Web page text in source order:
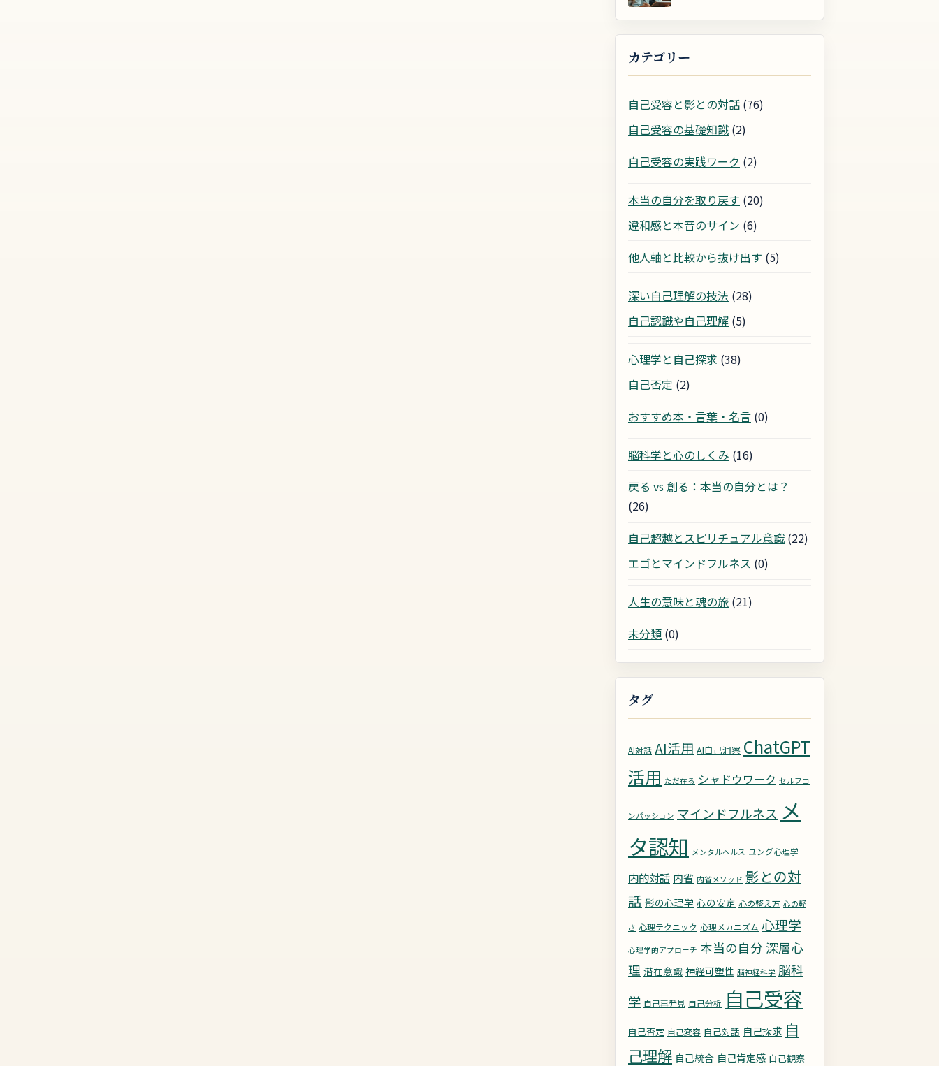
カテゴリー
自己受容と影との対話 (76)
自己受容の基礎知識 (2)
自己受容の実践ワーク (2)
本当の自分を取り戻す (20)
違和感と本音のサイン (6)
他人軸と比較から抜け出す (5)
深い自己理解の技法 (28)
自己認識や自己理解 (5)
心理学と自己探求 (38)
自己否定 (2)
おすすめ本・言葉・名言 (0)
脳科学と心のしくみ (16)
戻る vs 創る：本当の自分とは？
(26)
自己超越とスピリチュアル意識 (22)
エゴとマインドフルネス (0)
人生の意味と魂の旅 (21)
未分類 (0)
タグ
AI対話 AI活用 AI自己洞察 ChatGPT
活用 ただ在る シャドウワーク セルフコ
ンパッション マインドフルネス メ
タ認知 メンタルヘルス ユング心理学
内的対話 内省 内省メソッド 影との対
話 影の心理学 心の安定 心の整え方 心の軽
さ 心理テクニック 心理メカニズム 心理学
心理学的アプローチ 本当の自分 深層心
理 潜在意識 神経可塑性 脳神経科学 脳科
学 自己再発見 自己分析 自己受容
自己否定 自己変容 自己対話 自己探求 自
己理解 自己統合 自己肯定感 自己観察